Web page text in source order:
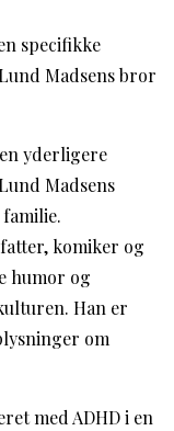
specifikke
Madsens bror
yderligere
Madsens
komiker og
humor og
Han er
om
med ADHD i en